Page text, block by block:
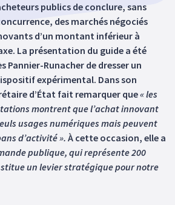
publics de conclure, sans
des marchés négociés
d’un montant inférieur à
La présentation du guide a été
Pannier-Runacher de dresser un
expérimental. Dans son
d’État fait remarquer que« les
montrent que l’achat innovant
usages numériques mais peuvent
d’activité ». À cette occasion, elle a
publique, qui représente 200
un levier stratégique pour notre